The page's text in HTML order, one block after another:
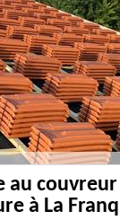
au
à La